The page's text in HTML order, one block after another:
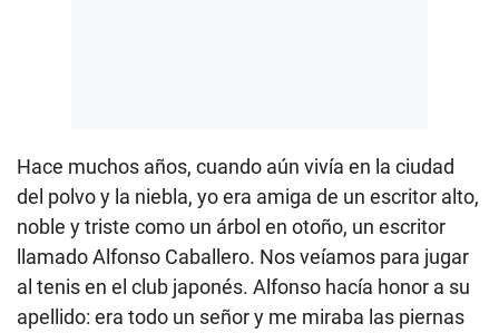
Hace muchos años, cuando aún vivía en la ciudad
del polvo y la niebla, yo era amiga de un escritor alto,
noble y triste como un árbol en otoño, un escritor
llamado Alfonso Caballero. Nos veíamos para jugar
al tenis en el club japonés. Alfonso hacía honor a su
apellido: era todo un señor y me miraba las piernas